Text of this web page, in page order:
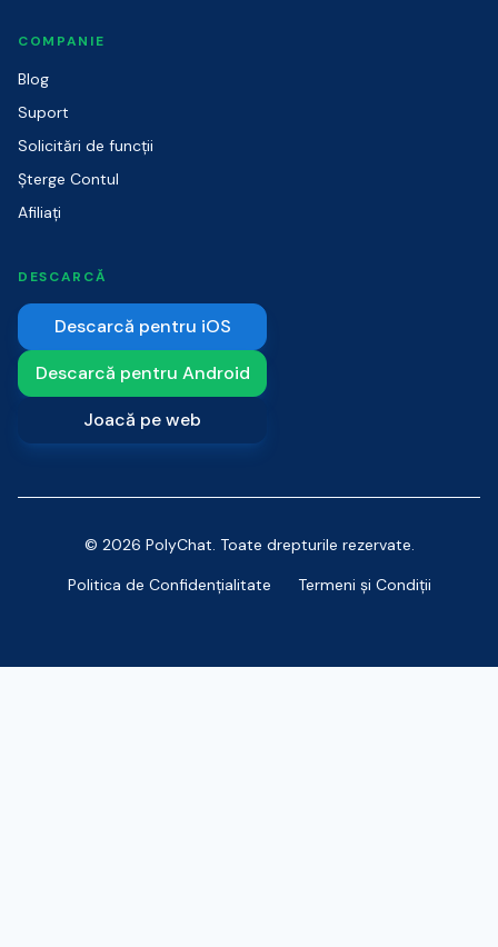
COMPANIE
Blog
Suport
Solicitări de funcții
Șterge Contul
Afiliați
DESCARCĂ
Descarcă pentru iOS
Descarcă pentru Android
Joacă pe web
© 2026 PolyChat. Toate drepturile rezervate.
Politica de Confidențialitate
Termeni și Condiții